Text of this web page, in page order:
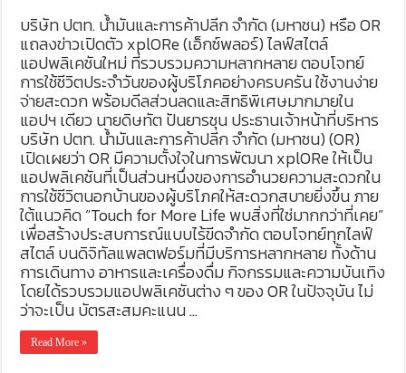
บริษัท ปตท. น้ำมันและการค้าปลีก จำกัด (มหาชน) หรือ OR
แถลงข่าวเปิดตัว xplORe (เอ็กซ์พลอร์) ไลฟ์สไตล์
แอปพลิเคชันใหม่ ที่รวบรวมความหลากหลาย ตอบโจทย์
การใช้ชีวิตประจำวันของผู้บริโภคอย่างครบครัน ใช้งานง่าย
จ่ายสะดวก พร้อมดีลส่วนลดและสิทธิพิเศษมากมายใน
แอปฯ เดียว นายดิษทัต ปันยารชุน ประธานเจ้าหน้าที่บริหาร
บริษัท ปตท. น้ำมันและการค้าปลีก จำกัด (มหาชน) (OR)
เปิดเผยว่า OR มีความตั้งใจในการพัฒนา xplORe ให้เป็น
แอปพลิเคชันที่เป็นส่วนหนึ่งของการอำนวยความสะดวกใน
การใช้ชีวิตนอกบ้านของผู้บริโภคให้สะดวกสบายยิ่งขึ้น ภาย
ใต้แนวคิด “Touch for More Life พบสิ่งที่ใช่มากกว่าที่เคย”
เพื่อสร้างประสบการณ์แบบไร้ขีดจำกัด ตอบโจทย์ทุกไลฟ์
สไตล์ บนดิจิทัลแพลตฟอร์มที่มีบริการหลากหลาย ทั้งด้าน
การเดินทาง อาหารและเครื่องดื่ม กิจกรรมและความบันเทิง
โดยได้รวบรวมแอปพลิเคชันต่าง ๆ ของ OR ในปัจจุบัน ไม่
ว่าจะเป็น บัตรสะสมคะแนน …
Read More »